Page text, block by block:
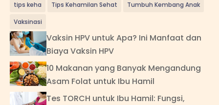
tips keha Tips Kehamilan Sehat Tumbuh Kembang Anak
Vaksinasi
Vaksin HPV untuk Apa? Ini Manfaat dan
Biaya Vaksin HPV
10 Makanan yang Banyak Mengandung
Asam Folat untuk Ibu Hamil
Tes TORCH untuk Ibu Hamil: Fungsi,